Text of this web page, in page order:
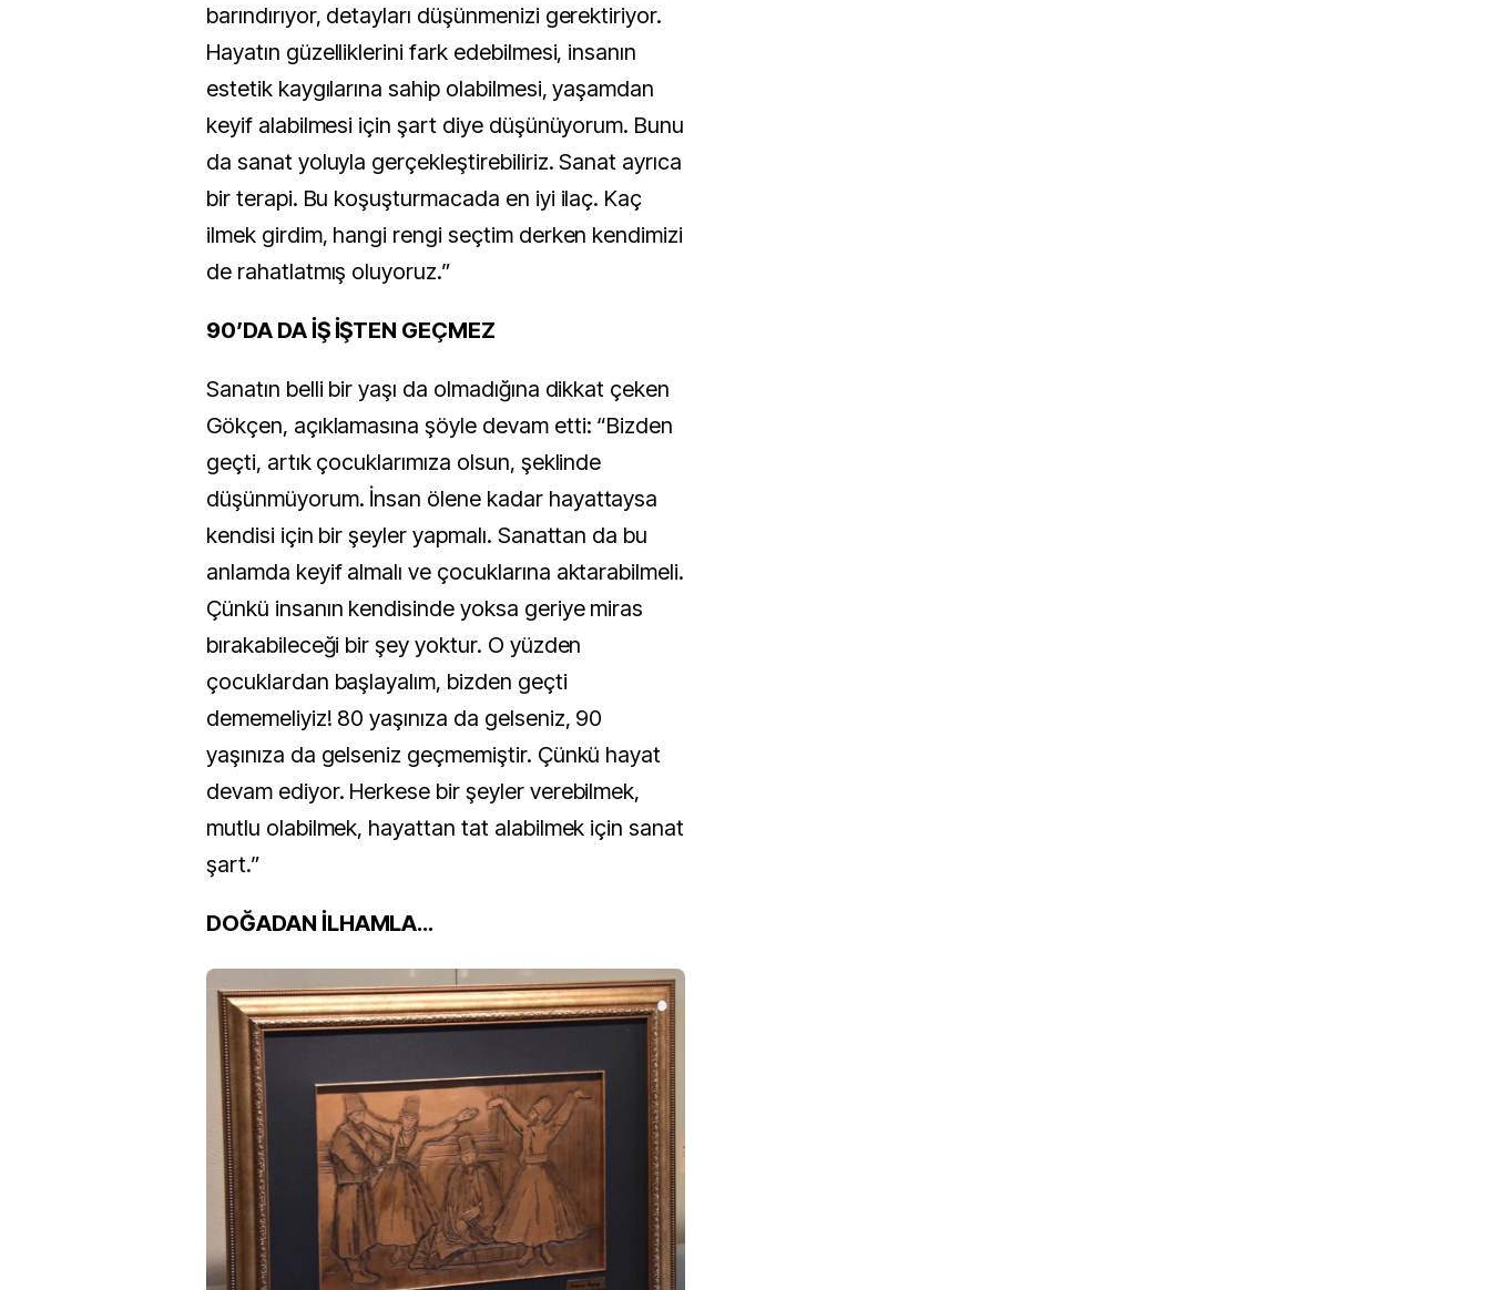
barındırıyor, detayları düşünmenizi gerektiriyor.
Hayatın güzelliklerini fark edebilmesi, insanın
estetik kaygılarına sahip olabilmesi, yaşamdan
keyif alabilmesi için şart diye düşünüyorum. Bunu
da sanat yoluyla gerçekleştirebiliriz. Sanat ayrıca
bir terapi. Bu koşuşturmacada en iyi ilaç. Kaç
ilmek girdim, hangi rengi seçtim derken kendimizi
de rahatlatmış oluyoruz.”
90’DA DA İŞ İŞTEN GEÇMEZ
Sanatın belli bir yaşı da olmadığına dikkat çeken
Gökçen, açıklamasına şöyle devam etti: “Bizden
geçti, artık çocuklarımıza olsun, şeklinde
düşünmüyorum. İnsan ölene kadar hayattaysa
kendisi için bir şeyler yapmalı. Sanattan da bu
anlamda keyif almalı ve çocuklarına aktarabilmeli.
Çünkü insanın kendisinde yoksa geriye miras
bırakabileceği bir şey yoktur. O yüzden
çocuklardan başlayalım, bizden geçti
dememeliyiz! 80 yaşınıza da gelseniz, 90
yaşınıza da gelseniz geçmemiştir. Çünkü hayat
devam ediyor. Herkese bir şeyler verebilmek,
mutlu olabilmek, hayattan tat alabilmek için sanat
şart.”
DOĞADAN İLHAMLA…